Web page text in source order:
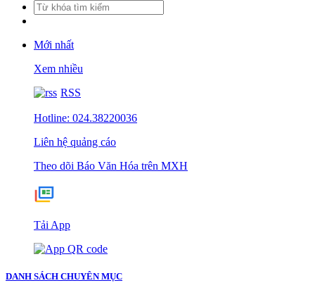
Mới nhất
Xem nhiều
RSS
Hotline: 024.38220036
Liên hệ quảng cáo
Theo dõi Báo Văn Hóa trên MXH
Tải App
DANH SÁCH CHUYÊN MỤC